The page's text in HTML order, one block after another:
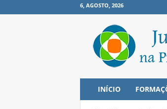
6, AGOSTO, 2026
INÍCIO